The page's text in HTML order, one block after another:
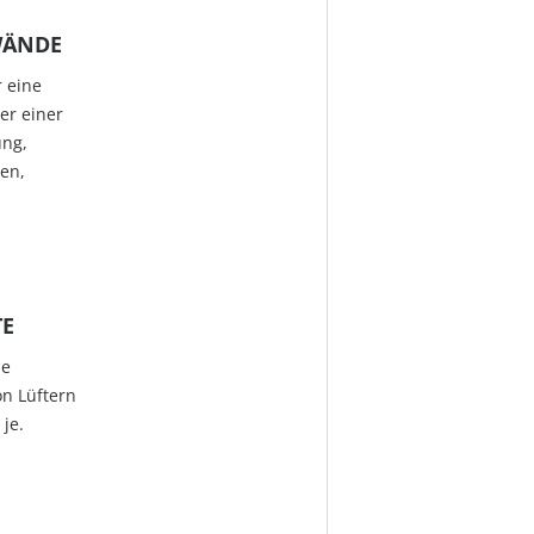
eine
einer
Lüftern